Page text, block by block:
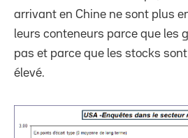
arrivant en Chine ne sont plus
leurs conteneurs parce que les
pas et parce que les stocks
élevé.